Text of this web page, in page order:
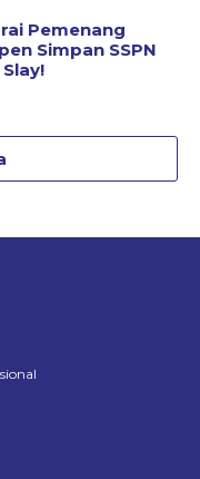
Pemenang
Simpan SSPN